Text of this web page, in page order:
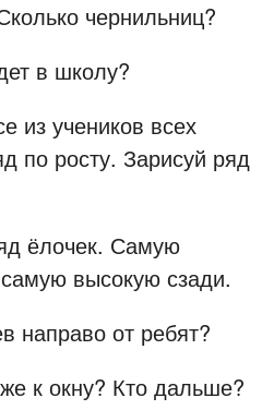
чернильниц?
в школу?
из учеников всех
по росту. Зарисуй ряд
ёлочек. Самую
высокую сзади.
от ребят?
к окну? Кто дальше?